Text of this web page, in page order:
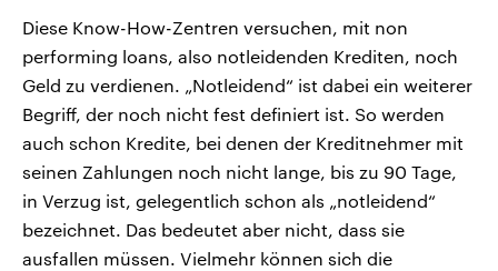
Diese Know-How-Zentren versuchen, mit non
performing loans, also notleidenden Krediten, noch
Geld zu verdienen. „Notleidend“ ist dabei ein weiterer
Begriff, der noch nicht fest definiert ist. So werden
auch schon Kredite, bei denen der Kreditnehmer mit
seinen Zahlungen noch nicht lange, bis zu 90 Tage,
in Verzug ist, gelegentlich schon als „notleidend“
bezeichnet. Das bedeutet aber nicht, dass sie
ausfallen müssen. Vielmehr können sich die